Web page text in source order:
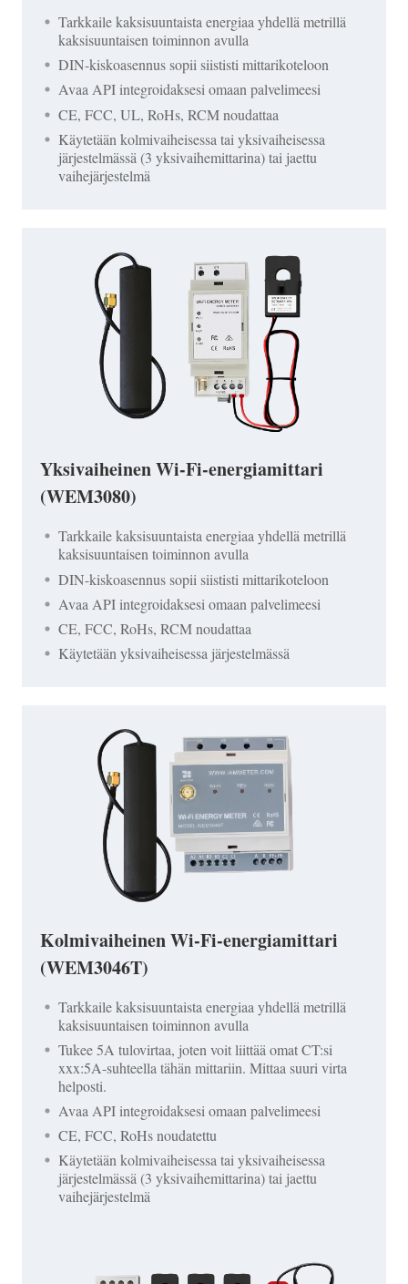
Tarkkaile kaksisuuntaista energiaa yhdellä metrillä
kaksisuuntaisen toiminnon avulla
DIN-kiskoasennus sopii siististi mittarikoteloon
Avaa API integroidaksesi omaan palvelimeesi
CE, FCC, UL, RoHs, RCM noudattaa
Käytetään kolmivaiheisessa tai yksivaiheisessa
järjestelmässä (3 yksivaihemittarina) tai jaettu
vaihejärjestelmä
Yksivaiheinen Wi-Fi-energiamittari
(WEM3080)
Tarkkaile kaksisuuntaista energiaa yhdellä metrillä
kaksisuuntaisen toiminnon avulla
DIN-kiskoasennus sopii siististi mittarikoteloon
Avaa API integroidaksesi omaan palvelimeesi
CE, FCC, RoHs, RCM noudattaa
Käytetään yksivaiheisessa järjestelmässä
Kolmivaiheinen Wi-Fi-energiamittari
(WEM3046T)
Tarkkaile kaksisuuntaista energiaa yhdellä metrillä
kaksisuuntaisen toiminnon avulla
Tukee 5A tulovirtaa, joten voit liittää omat CT:si
xxx:5A-suhteella tähän mittariin. Mittaa suuri virta
helposti.
Avaa API integroidaksesi omaan palvelimeesi
CE, FCC, RoHs noudatettu
Käytetään kolmivaiheisessa tai yksivaiheisessa
järjestelmässä (3 yksivaihemittarina) tai jaettu
vaihejärjestelmä